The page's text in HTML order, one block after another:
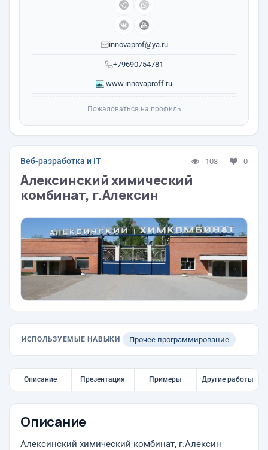
+79690754781
innovaprof@ya.ru
www.innovaproff.ru
Пожаловаться на профиль
Веб-разработка и IT 108 0
Алексинский химический
комбинат, г.Алексин
ИСПОЛЬЗУЕМЫЕ НАВЫКИ Прочее программирование
Описание Презентация Примеры Другие работы
Описание
Алексинский химический комбинат, г.Алексин